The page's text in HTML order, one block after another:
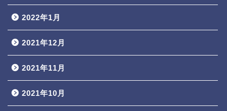
2022年1月
2021年12月
2021年11月
2021年10月